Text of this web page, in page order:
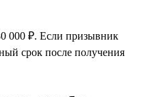
000 ₽. Если призывник
срок после получения